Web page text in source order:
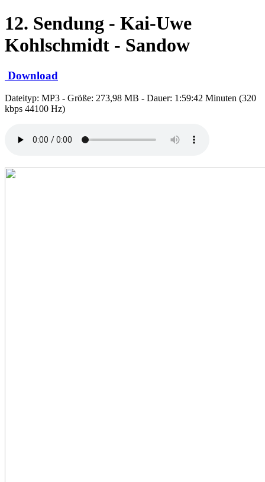
12. Sendung - Kai-Uwe
Kohlschmidt - Sandow
Download
Dateityp: MP3 - Größe: 273,98 MB - Dauer: 1:59:42 Minuten (320
kbps 44100 Hz)